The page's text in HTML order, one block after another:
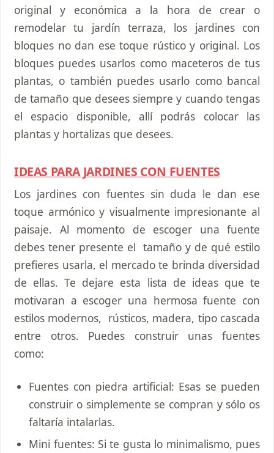
original y económica a la hora de crear o
remodelar tu jardín terraza, los jardines con
bloques no dan ese toque rústico y original. Los
bloques puedes usarlos como maceteros de tus
plantas, o también puedes usarlo como bancal
de tamaño que desees siempre y cuando tengas
el espacio disponible, allí podrás colocar las
plantas y hortalizas que desees.
IDEAS PARA JARDINES CON FUENTES
Los jardines con fuentes sin duda le dan ese
toque armónico y visualmente impresionante al
paisaje. Al momento de escoger una fuente
debes tener presente el tamaño y de qué estilo
prefieres usarla, el mercado te brinda diversidad
de ellas. Te dejare esta lista de ideas que te
motivaran a escoger una hermosa fuente con
estilos modernos, rústicos, madera, tipo cascada
entre otros. Puedes construir unas fuentes
como:
Fuentes con piedra artificial: Esas se pueden
construir o simplemente se compran y sólo os
faltaría intalarlas.
Mini fuentes: Si te gusta lo minimalismo, pues